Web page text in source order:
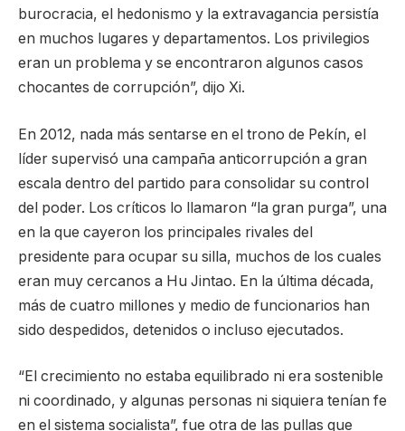
burocracia, el hedonismo y la extravagancia persistía
en muchos lugares y departamentos. Los privilegios
eran un problema y se encontraron algunos casos
chocantes de corrupción”, dijo Xi.
En 2012, nada más sentarse en el trono de Pekín, el
líder supervisó una campaña anticorrupción a gran
escala dentro del partido para consolidar su control
del poder. Los críticos lo llamaron “la gran purga”, una
en la que cayeron los principales rivales del
presidente para ocupar su silla, muchos de los cuales
eran muy cercanos a Hu Jintao. En la última década,
más de cuatro millones y medio de funcionarios han
sido despedidos, detenidos o incluso ejecutados.
“El crecimiento no estaba equilibrado ni era sostenible
ni coordinado, y algunas personas ni siquiera tenían fe
en el sistema socialista”, fue otra de las pullas que